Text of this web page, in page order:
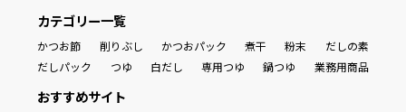
カテゴリー一覧
かつお節 削りぶし かつおパック 煮干 粉末
だしの素
だしパック
つゆ 白だし 専用つゆ 鍋つゆ 業務用商品
おすすめサイト